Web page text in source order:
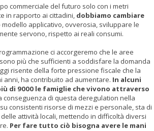
commerciale del futuro solo con i metri
in rapporto ai cittadini, dobbiamo cambiare
modello applicativo, ovverosia, sviluppare le
servono, rispetto ai reali consumi.
ci accorgeremo che le aree
più che sufficienti a soddisfare la domanda
risente della forte pressione fiscale che la
anni, ha contribuito ad aumentare. In alcuni
di 9000 le famiglie che vivono attraverso
conseguenza di questa deregulation nella
consistenti risorse di mezzi e personale, sta di
attività locali, mettendo in difficoltà diversi
Per fare tutto ciò bisogna avere le mani